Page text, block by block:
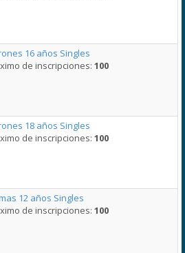
16 años Singles
de inscripciones:100
18 años Singles
de inscripciones:100
12 años Singles
de inscripciones:100